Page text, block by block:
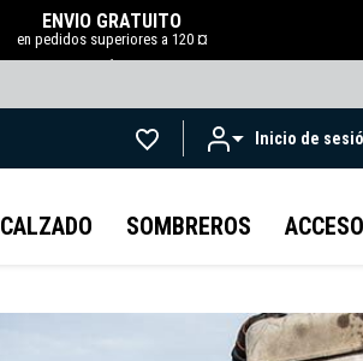
ENVÍO GRATUITO
en pedidos superiores a 120 ¤
.
Inicio de
CALZADO SOMBREROS